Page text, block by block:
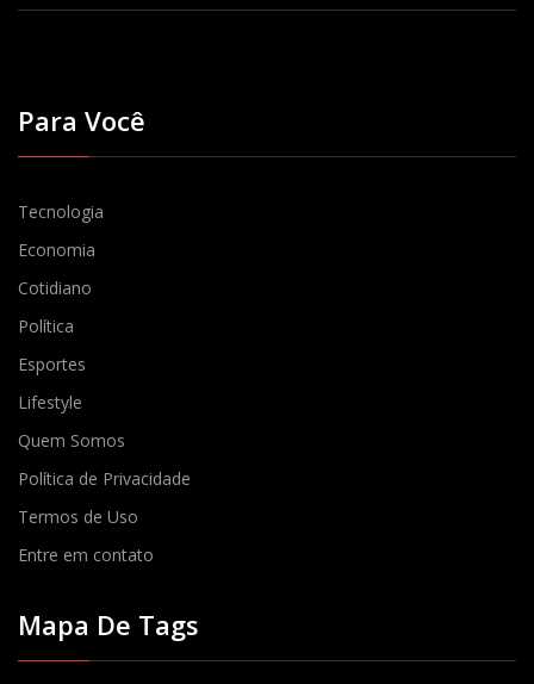
Para Você
Tecnologia
Economia
Cotidiano
Política
Esportes
Lifestyle
Quem Somos
Política de Privacidade
Termos de Uso
Entre em contato
Mapa De Tags